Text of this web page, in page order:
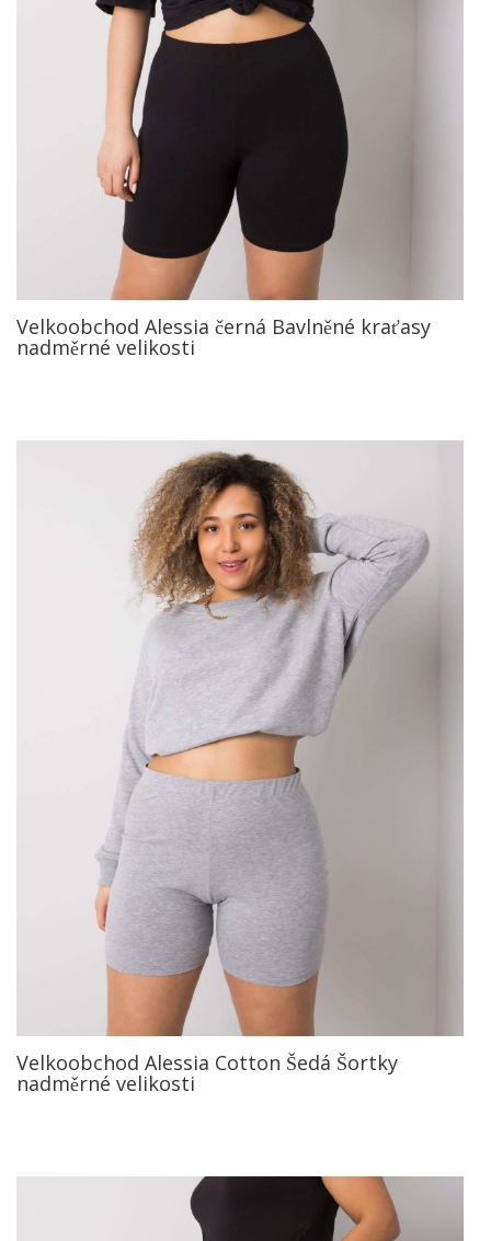
Velkoobchod Alessia černá Bavlněné kraťasy
nadměrné velikosti
Velkoobchod Alessia Cotton Šedá Šortky
nadměrné velikosti